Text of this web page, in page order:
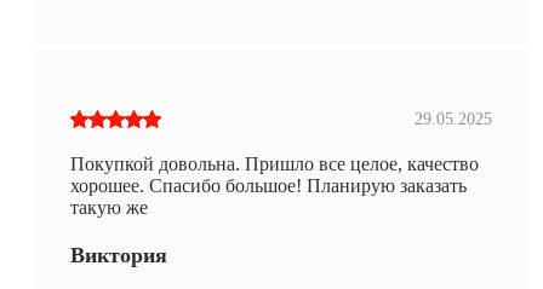
29.05.2025
Покупкой довольна. Пришло все целое, качество
хорошее. Спасибо большое! Планирую заказать
такую же
Виктория